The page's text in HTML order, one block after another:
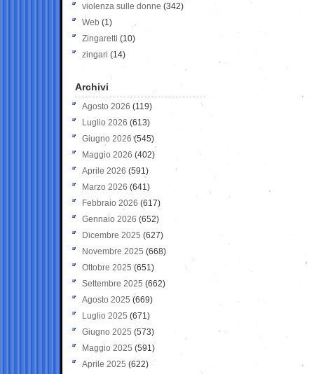
violenza sulle donne (342)
Web (1)
Zingaretti (10)
zingari (14)
Archivi
Agosto 2026 (119)
Luglio 2026 (613)
Giugno 2026 (545)
Maggio 2026 (402)
Aprile 2026 (591)
Marzo 2026 (641)
Febbraio 2026 (617)
Gennaio 2026 (652)
Dicembre 2025 (627)
Novembre 2025 (668)
Ottobre 2025 (651)
Settembre 2025 (662)
Agosto 2025 (669)
Luglio 2025 (671)
Giugno 2025 (573)
Maggio 2025 (591)
Aprile 2025 (622)